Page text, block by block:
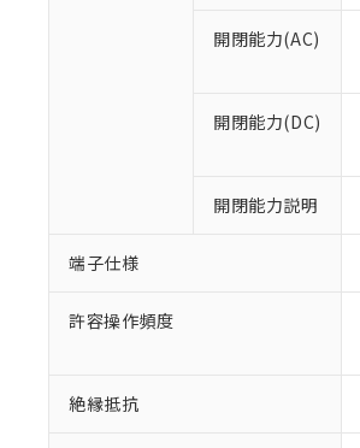
開閉能力(AC)
開閉能力(DC)
開閉能力説明
端子仕様
許容操作頻度
絶縁抵抗